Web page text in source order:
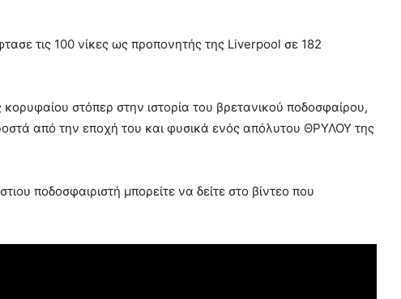
τις 100 νίκες ως προπονητής της Liverpool σε 182
κορυφαίου στόπερ στην ιστορία του βρετανικού ποδοσφαίρου,
από την εποχή του και φυσικά ενός απόλυτου ΘΡΥΛΟΥ της
ποδοσφαιριστή μπορείτε να δείτε στο βίντεο που